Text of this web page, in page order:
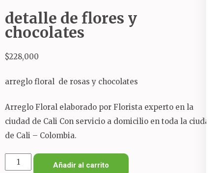
detalle de flores y
chocolates
$228,000
arreglo floral de rosas y chocolates
Arreglo Floral elaborado por Florista experto en la
ciudad de Cali Con servicio a domicilio en toda la ciudad
de Cali – Colombia.
detalle
Añadir al carrito